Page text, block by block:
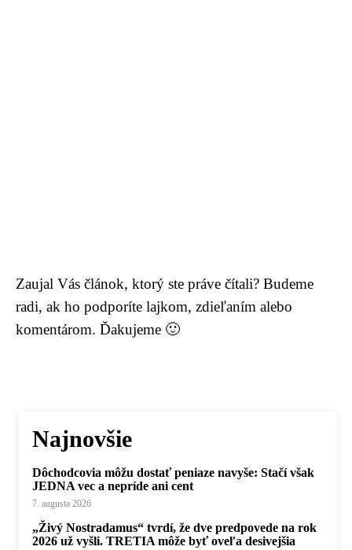
Zaujal Vás článok, ktorý ste práve čítali? Budeme
radi, ak ho podporíte lajkom, zdieľaním alebo
komentárom. Ďakujeme 🙂
Najnovšie
Dôchodcovia môžu dostať peniaze navyše: Stačí však
JEDNA vec a nepríde ani cent
7. augusta 2026
„Živý Nostradamus“ tvrdí, že dve predpovede na rok
2026 už vyšli. TRETIA môže byť oveľa desivejšia